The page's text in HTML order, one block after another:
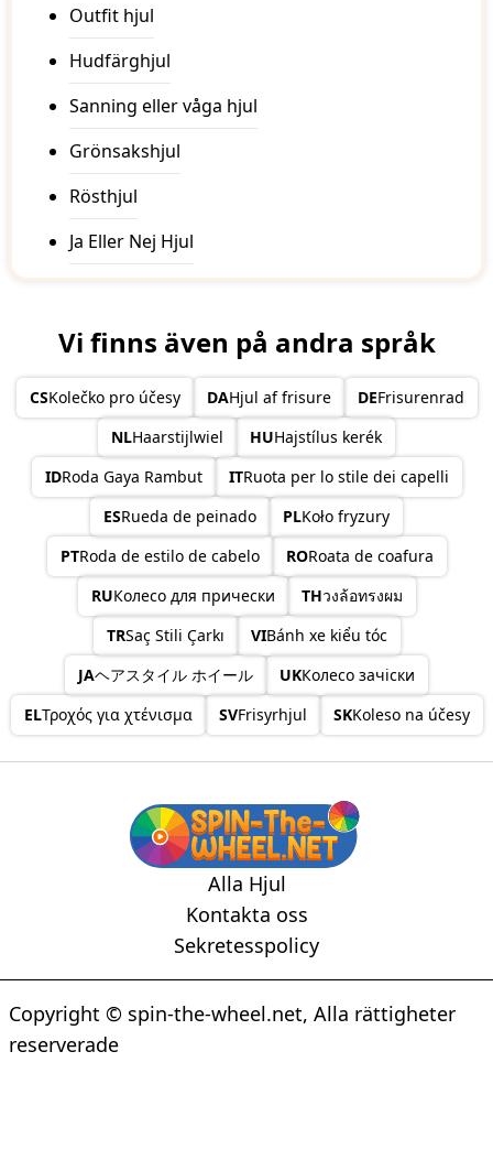
Outfit hjul
Hudfärghjul
Sanning eller våga hjul
Grönsakshjul
Rösthjul
Ja Eller Nej Hjul
Vi finns även på andra språk
CSKolečko pro účesy DAHjul af frisure DEFrisurenrad
NLHaarstijlwiel HUHajstílus kerék
IDRoda Gaya Rambut ITRuota per lo stile dei capelli
ESRueda de peinado PLKoło fryzury
PTRoda de estilo de cabelo RORoata de coafura
RUКолесо для прически THวงล้อทรงผม
TRSaç Stili Çarkı VIBánh xe kiểu tóc
JAヘアスタイル ホイール UKКолесо зачіски
ELΤροχός για χτένισμα SVFrisyrhjul SKKoleso na účesy
Alla Hjul
Kontakta oss
Sekretesspolicy
Copyright © spin-the-wheel.net, Alla rättigheter
reserverade